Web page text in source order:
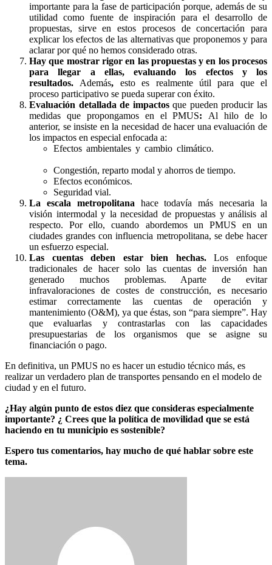
importante para la fase de participación porque, además de su
utilidad como fuente de inspiración para el desarrollo de
propuestas, sirve en estos procesos de concertación para
explicar los efectos de las alternativas que proponemos y para
aclarar por qué no hemos considerado otras.
Hay que mostrar rigor en las propuestas y en los procesos
para llegar a ellas, evaluando los efectos y los
resultados.
Además, esto es realmente útil para que el
proceso participativo se pueda superar con éxito.
Evaluación detallada de impactos que pueden producir las
medidas que propongamos en el PMUS: Al hilo de lo
anterior, se insiste en la necesidad de hacer una evaluación de
los impactos en especial enfocada a:
Efectos ambientales y cambio climático.
Congestión, reparto modal y ahorros de tiempo.
Efectos económicos.
Seguridad vial.
La escala metropolitana hace todavía más necesaria la
visión intermodal y la necesidad de propuestas y análisis al
respecto. Por ello, cuando abordemos un PMUS en un
ciudades grandes con influencia metropolitana, se debe hacer
un esfuerzo especial.
Las cuentas deben estar bien hechas.Los enfoque
tradicionales de hacer solo las cuentas de inversión han
generado muchos problemas. Aparte de evitar
infravaloraciones de costes de construcción, es necesario
estimar correctamente las cuentas de operación y
mantenimiento (O&M), ya que éstas, son “para siempre”. Hay
que evaluarlas y contrastarlas con las capacidades
presupuestarias de los organismos que se asigne su
financiación o pago.
En definitiva, un PMUS no es hacer un estudio técnico más, es
realizar un verdadero plan de transportes pensando en el modelo de
ciudad y en el futuro.
¿Hay algún punto de estos diez que consideras especialmente
importante? ¿ Crees que la política de movilidad que se está
haciendo en tu municipio es sostenible?
Espero tus comentarios, hay mucho de qué hablar sobre este
tema.